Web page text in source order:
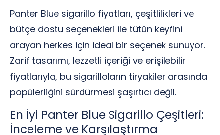
Panter Blue sigarillo fiyatları, çeşitlilikleri ve
bütçe dostu seçenekleri ile tütün keyfini
arayan herkes için ideal bir seçenek sunuyor.
Zarif tasarımı, lezzetli içeriği ve erişilebilir
fiyatlarıyla, bu sigarilloların tiryakiler arasında
popülerliğini sürdürmesi şaşırtıcı değil.
En İyi Panter Blue Sigarillo Çeşitleri:
İnceleme ve Karşılaştırma